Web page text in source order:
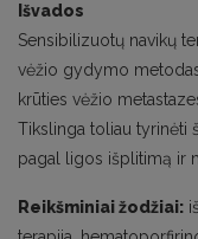
Išvados
Sensibilizuotų navikų
vėžio gydymo
krūties vėžio
Tikslinga toliau tyrinėti
pagal ligos išplitimą ir
Reikšminiai žodžiai: